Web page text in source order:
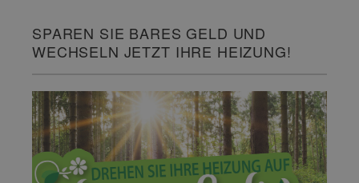
SPAREN SIE BARES GELD UND
WECHSELN JETZT IHRE HEIZUNG!